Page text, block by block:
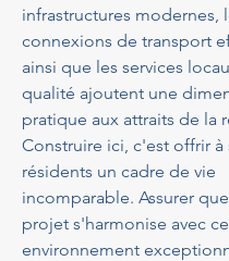
infrastructures modernes,
connexions de transport
ainsi que les services
qualité ajoutent une
pratique aux attraits de la
Construire ici, c'est offrir à
résidents un cadre de vie
incomparable. Assurer
projet s'harmonise avec
environnement